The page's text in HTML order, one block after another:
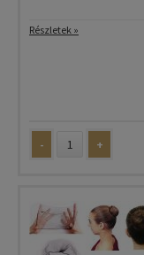
Részletek »
- +